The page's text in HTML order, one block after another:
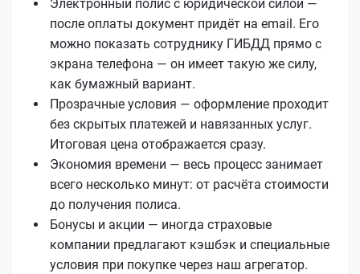
Электронный полис с юридической силой —
после оплаты документ придёт на email. Его
можно показать сотруднику ГИБДД прямо с
экрана телефона — он имеет такую же силу,
как бумажный вариант.
Прозрачные условия — оформление проходит
без скрытых платежей и навязанных услуг.
Итоговая цена отображается сразу.
Экономия времени — весь процесс занимает
всего несколько минут: от расчёта стоимости
до получения полиса.
Бонусы и акции — иногда страховые
компании предлагают кэшбэк и специальные
условия при покупке через наш агрегатор.